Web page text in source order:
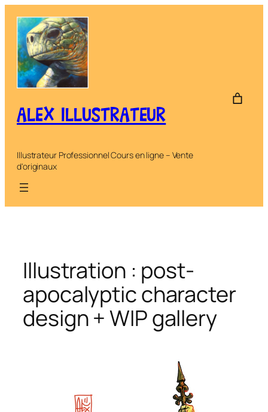
contenu
ALEX ILLUSTRATEUR
Illustrateur Professionnel Cours en ligne – Vente
d'originaux
Illustration : post-
apocalyptic character
design + WIP gallery